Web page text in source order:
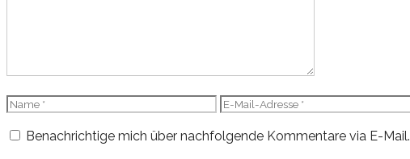
Name
E-
Adresse
Benachrichtige mich über nachfolgende Kommentare via E-Mail.